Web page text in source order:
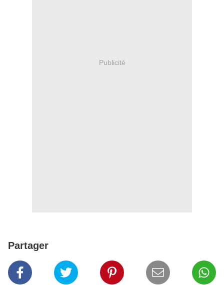
Publicité
Partager